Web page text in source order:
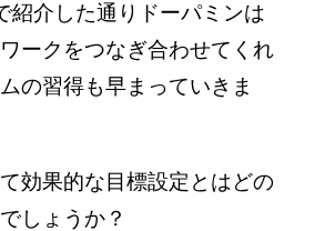
紹介した通りドーパミンは
ークをつなぎ合わせてくれ
の習得も早まっていきま
効果的な目標設定とはどの
しょうか？